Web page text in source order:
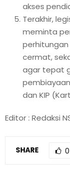
akses
Terakhir,
meminta
cermat,
agar tepat
dan KIP
Editor : Redaksi
SHARE 0